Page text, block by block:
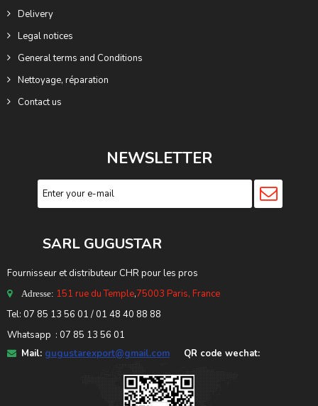
Delivery
Legal notices
General terms and Conditions
Nettoyage, réparation
Contact us
NEWSLETTER
SARL GUGUSTAR
Fournisseur et distributeur CHR pour les pros
Adresse: 151 rue du Temple,75003 Paris, France
Tel: 07 85 13 56 01 / 01 48 40 88 88
Whatsapp : 07 85 13 56 01
Mail: gugustarexport@gmail.com QR code wechat: